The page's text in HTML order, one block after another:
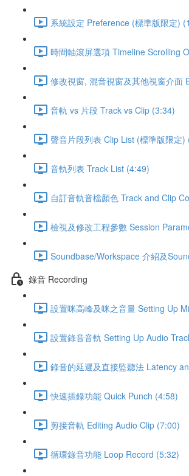
系統設定 Preference (標準版限定)
時間軸滾屏選項 Timeline Scrolling
修改視窗, 混音視窗及其他視窗介面
音軌 vs 片段 Track vs Clip (3:34)
聲音片段列表 Clip List (標準版限定)
音軌列表 Track List (4:49)
自訂音軌音檔顏色 Track and Clip
檢視及修改工程參數 Session
Soundbase/Workspace 介紹及
錄音 Recording
設置咪高峰及咪之音量 Setting Up
設置錄音音軌 Setting Up Audio
錄音的延遲及直接監聽法 Latency
快速插錄功能 Quick Punch (4:58)
剪接音軌 Editing Audio Clip (7:00)
循環錄音功能 Loop Record (5:32)